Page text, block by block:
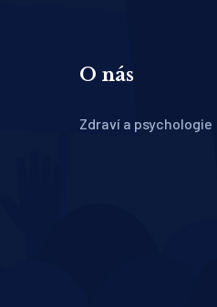
O nás
Zdraví a psychologie